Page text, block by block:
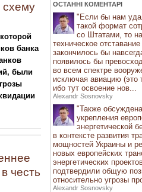
схему
банка
были
честь
ОСТАННI КОМЕНТАРI
"Если бы нам
такой формат
со Штатами, то
техническое
закончилось бы
появилось бы
во всем спектре
исключая авиацию (это
ибо тут освоение нов...
Alexandr Sosnovsky
"Также
укрепления
энергетической
в контексте развития
мощностей Украины и
новых европейских
энергетических
подтвердили общую
относительно угрозы
Alexandr Sosnovsky